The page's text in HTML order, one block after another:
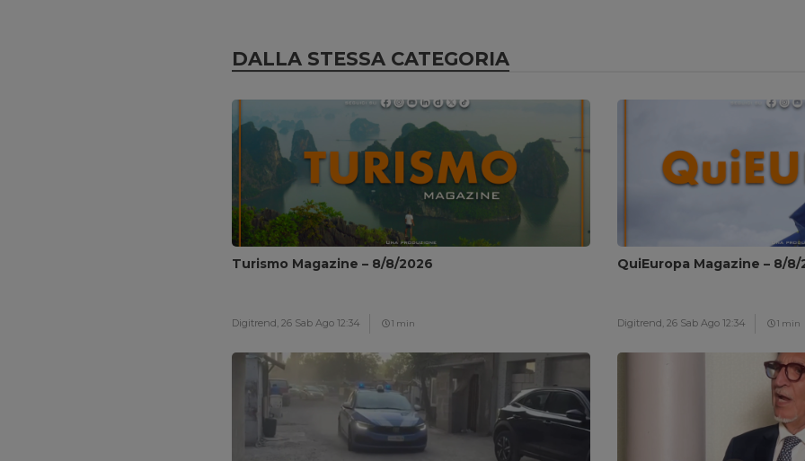
DALLA STESSA CATEGORIA
Turismo Magazine – 8/8/2026
Digitrend, 26 Sab Ago 12:34 1 min
QuiEuropa Magazine – 8/8/
Digitrend, 26 Sab Ago 12:34 1 min